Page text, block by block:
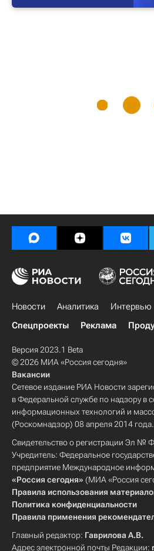
Новости Аналитика Интервью
Спецпроекты
Реклама
Версия 2023.1 Beta
© 2026 МИА «Россия сегодня»
Вакансии
Сетевое издание РИА Новости
в Федеральной службе по надзору в
информационных технологий и
(Роскомнадзор) 08 апреля 2014 года.
Свидетельство о регистрации Эл №
Учредитель: Федеральное
предприятие Международное
«Россия сегодня» (МИА «Россия
Правила использования
Политика конфиденциальности
Правила применения
Главный редактор: Гаврилова А.В.
Адрес электронной почты Редакции: